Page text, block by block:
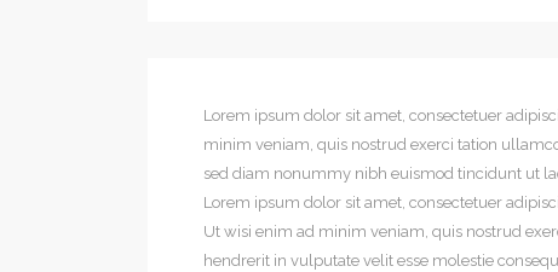
Lorem ipsum dolor sit amet, consectetuer
minim veniam, quis nostrud exerci tation
sed diam nonummy nibh euismod tincidunt ut
Lorem ipsum dolor sit amet, consectetuer
Ut wisi enim ad minim veniam, quis nostrud
hendrerit in vulputate velit esse molestie